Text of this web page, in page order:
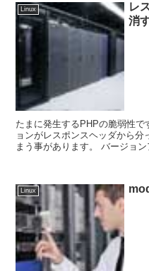
Linux
レ
消
たまに発生するPHPの脆弱性
ョンがレスポンスヘッダから
まう事があります。 バージョ
Linux